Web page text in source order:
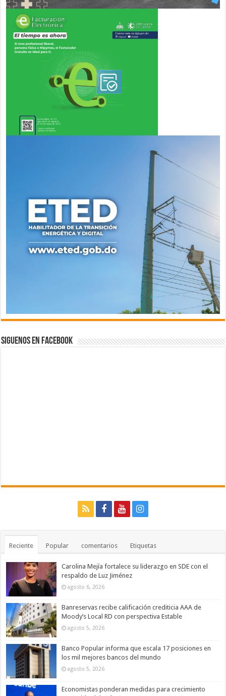
Siguenos en Facebook
Reciente Popular comentarios Etiquetas
Carolina Mejía fortalece su liderazgo en SDE con el
respaldo de Luz Jiménez
agosto 6, 2026
Banreservas recibe calificación crediticia AAA de
Moody’s Local RD con perspectiva Estable
agosto 5, 2026
Banco Popular informa que escala 17 posiciones en
los mil mejores bancos del mundo
agosto 5, 2026
Economistas ponderan medidas para crecimiento